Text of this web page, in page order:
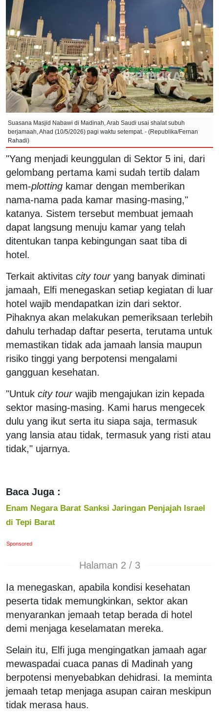
Suasana Masjid Nabawi di Madinah, Arab Saudi usai shalat subuh
berjamaah, Ahad (10/5/2026) pagi waktu setempat. - (Republika/Fernan
Rahadi)
"Yang menjadi keunggulan di Sektor 5 ini, dari
gelombang pertama kami sudah tertib dalam
mem-plotting kamar dengan memberikan
nama-nama pada kamar masing-masing,"
katanya. Sistem tersebut membuat jemaah
dapat langsung menuju kamar yang telah
ditentukan tanpa kebingungan saat tiba di
hotel.
Terkait aktivitas city touryang banyak diminati
jamaah, Elfi menegaskan setiap kegiatan di luar
hotel wajib mendapatkan izin dari sektor.
Pihaknya akan melakukan pemeriksaan terlebih
dahulu terhadap daftar peserta, terutama untuk
memastikan tidak ada jamaah lansia maupun
risiko tinggi yang berpotensi mengalami
gangguan kesehatan.
"Untuk city tourwajib mengajukan izin kepada
sektor masing-masing. Kami harus mengecek
dulu yang ikut serta itu siapa saja, termasuk
yang lansia atau tidak, termasuk yang risti atau
tidak," ujarnya.
Baca Juga :
Enam Negara Barat Sanksi Jaringan Penjajah Israel
di Tepi Barat
Sponsored
Halaman 2 / 3
Ia menegaskan, apabila kondisi kesehatan
peserta tidak memungkinkan, sektor akan
menyarankan jemaah tetap berada di hotel
demi menjaga keselamatan mereka.
Selain itu, Elfi juga mengingatkan jamaah agar
mewaspadai cuaca panas di Madinah yang
berpotensi menyebabkan dehidrasi. Ia meminta
jemaah tetap menjaga asupan cairan meskipun
tidak merasa haus.